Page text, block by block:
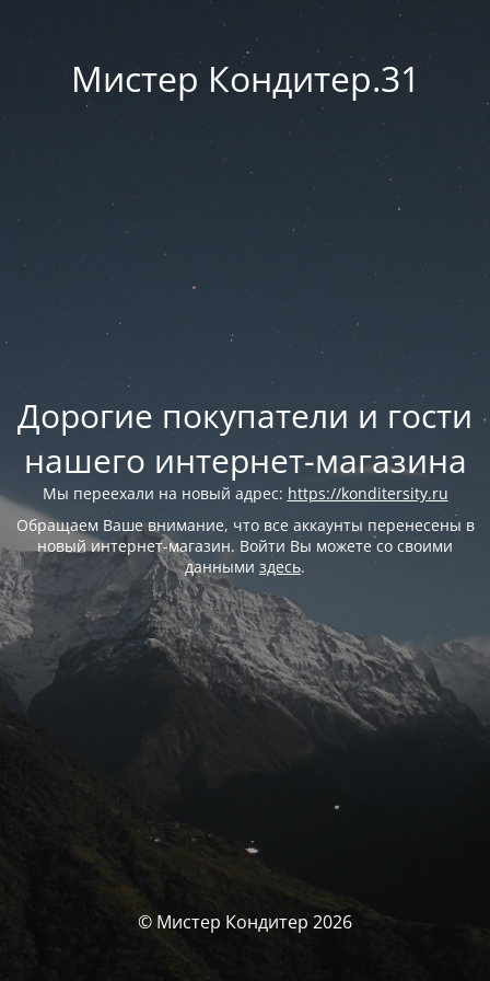
Мистер Кондитер.31
Дорогие покупатели и гости
нашего интернет-магазина
Мы переехали на новый адрес: https://konditersity.ru
Обращаем Ваше внимание, что все аккаунты перенесены в
новый интернет-магазин. Войти Вы можете со своими
данными здесь.
© Мистер Кондитер 2026